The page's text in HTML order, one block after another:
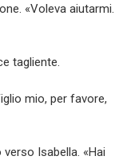
«Voleva aiutarmi.
tagliente.
mio, per favore,
verso Isabella. «Hai